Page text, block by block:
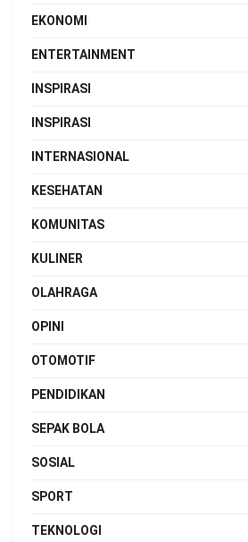
EKONOMI
ENTERTAINMENT
INSPIRASI
INSPIRASI
INTERNASIONAL
KESEHATAN
KOMUNITAS
KULINER
OLAHRAGA
OPINI
OTOMOTIF
PENDIDIKAN
SEPAK BOLA
SOSIAL
SPORT
TEKNOLOGI